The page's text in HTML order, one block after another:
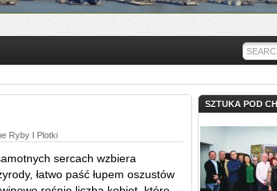
Ryby I Plotki
sercach wzbiera
łatwo paść łupem oszustów
SZTUKA POD